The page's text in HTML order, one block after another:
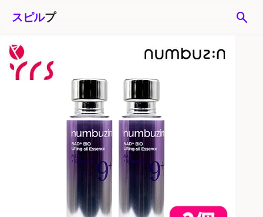
スピルプ search